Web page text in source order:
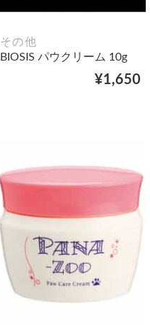
その他
BIOSIS パウクリーム 10g
¥1,650